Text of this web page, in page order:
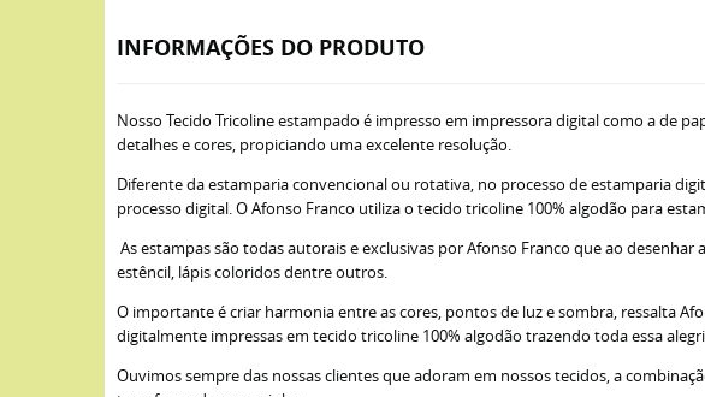
INFORMAÇÕES DO PRODUTO
Nosso Tecido Tricoline estampado é impresso em impressora digital como a de
detalhes e cores, propiciando uma excelente resolução.
Diferente da estamparia convencional ou rotativa, no processo de estamparia
processo digital. O Afonso Franco utiliza o tecido tricoline 100% algodão para
As estampas são todas autorais e exclusivas por Afonso Franco que ao
estêncil, lápis coloridos dentre outros.
O importante é criar harmonia entre as cores, pontos de luz e sombra, ressalta
digitalmente impressas em tecido tricoline 100% algodão trazendo toda essa
Ouvimos sempre das nossas clientes que adoram em nossos tecidos, a